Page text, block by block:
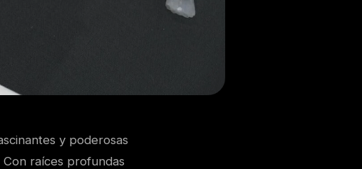
y poderosas
raíces profundas